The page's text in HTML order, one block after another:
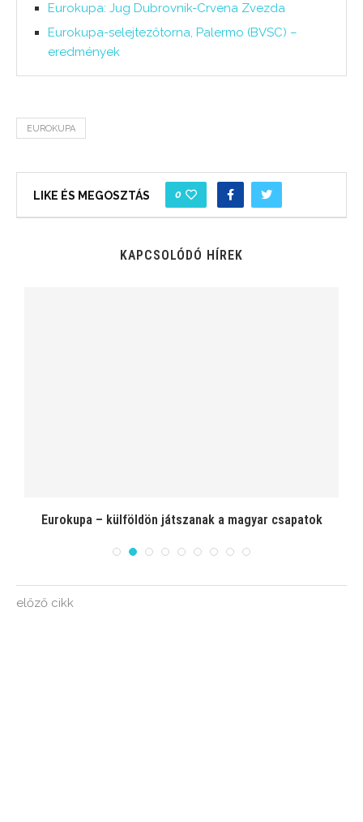
Eurokupa: Jug Dubrovnik-Crvena Zvezda
Eurokupa-selejtezőtorna, Palermo (BVSC) –
eredmények
EUROKUPA
LIKE ÉS MEGOSZTÁS 0
KAPCSOLÓDÓ HÍREK
Eurokupa – külföldön játszanak a magyar csapatok
előző cikk